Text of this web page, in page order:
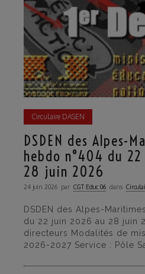
Circulaire DASEN
DSDEN des Alpes-
hebdo n°404 du
28 juin 2026
24 juin 2026 par CGT·Educ 06 dans
DSDEN des Alpes-
du 22 juin 2026 au 28 juin
directeurs Modalités de
2026-2027 Service : Pôle